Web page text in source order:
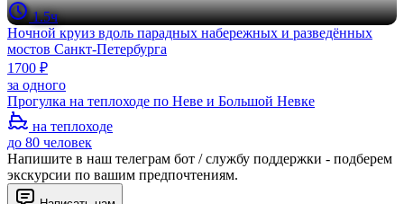
1.5ч
Ночной круиз вдоль парадных набережных и разведённых
мостов Санкт-Петербурга
1700 ₽
за одного
Прогулка на теплоходе по Неве и Большой Невке
на теплоходе
до 80 человек
Напишите в наш телеграм бот / службу поддержки - подберем
экскурсии по вашим предпочтениям.